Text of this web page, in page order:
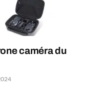
caméra du